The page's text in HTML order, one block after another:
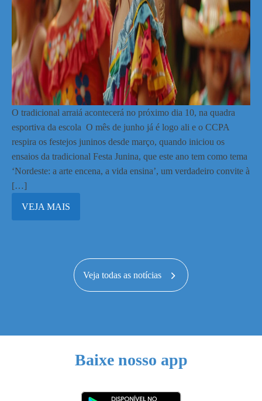
O tradicional arraiá acontecerá no próximo dia 10, na quadra
esportiva da escola O mês de junho já é logo ali e o CCPA
respira os festejos juninos desde março, quando iniciou os
ensaios da tradicional Festa Junina, que este ano tem como tema
‘Nordeste: a arte encena, a vida ensina’, um verdadeiro convite à
[…]
VEJA MAIS
Veja todas as notícias
Baixe nosso app